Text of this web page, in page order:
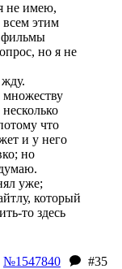
не имею,
всем этим
фильмы
но я не
что
и у него
но
уже;
который
то здесь
№1547840
#35